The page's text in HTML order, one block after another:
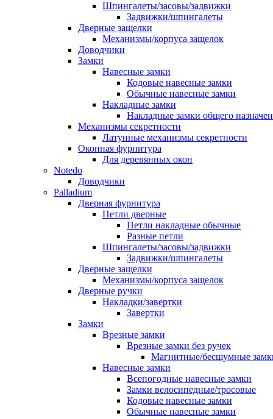
Шпингалеты/засовы/задвижки
Задвижки/шпингалеты
Дверные защелки
Механизмы/корпуса защелок
Доводчики
Замки
Навесные замки
Кодовые навесные замки
Обычные навесные замки
Накладные замки
Накладные замки общего
Механизмы секретности
Латунные механизмы секретности
Оконная фурнитура
Для деревянных окон
Notedo
Доводчики
Palladium
Дверная фурнитура
Петли дверные
Петли накладные обычные
Разные петли
Шпингалеты/засовы/задвижки
Задвижки/шпингалеты
Дверные защелки
Механизмы/корпуса защелок
Дверные ручки
Накладки/завертки
Завертки
Замки
Врезные замки
Врезные замки без ручек
Магнитные/бесшумные
Навесные замки
Всепогодные навесные замки
Замки велосипедные/тросовые
Кодовые навесные замки
Обычные навесные замки